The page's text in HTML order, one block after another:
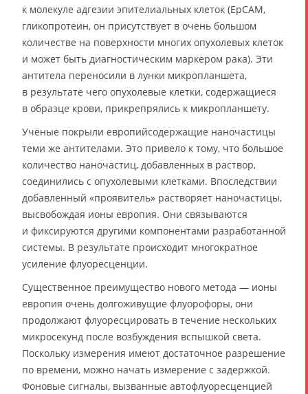
к молекуле адгезии эпителиальных клеток (EpCAM,
гликопротеин, он присутствует в очень большом
количестве на поверхности многих опухолевых клеток
и может быть диагностическим маркером рака). Эти
антитела переносили в лунки микропланшета,
в результате чего опухолевые клетки, содержащиеся
в образце крови, прикрепрялись к микропланшету.
Учёные покрыли европийсодержащие наночастицы
теми же антителами. Это привело к тому, что большое
количество наночастиц, добавленных в раствор,
соединились с опухолевыми клетками. Впоследствии
добавленный «проявитель» растворяет наночастицы,
высвобождая ионы европия. Они связываются
и фиксируются другими компонентами разработанной
системы. В результате происходит многократное
усиление флуоресценции.
Существенное преимущество нового метода — ионы
европия очень долгоживущие флуорофоры, они
продолжают флуоресцировать в течение нескольких
микросекунд после возбуждения вспышкой света.
Поскольку измерения имеют достаточное разрешение
по времени, можно начать измерение с задержкой.
Фоновые сигналы, вызванные автофлуоресценцией